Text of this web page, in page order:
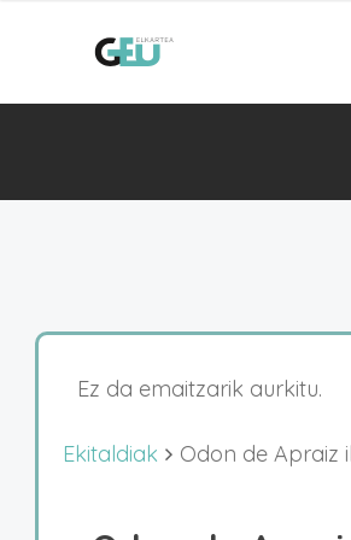
Ez da emaitzarik aurkitu.
Ekitaldiak Odon de Apraiz